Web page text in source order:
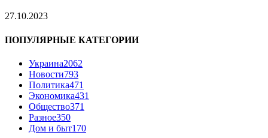
27.10.2023
ПОПУЛЯРНЫЕ КАТЕГОРИИ
Украина2062
Новости793
Политика471
Экономика431
Общество371
Разное350
Дом и быт170